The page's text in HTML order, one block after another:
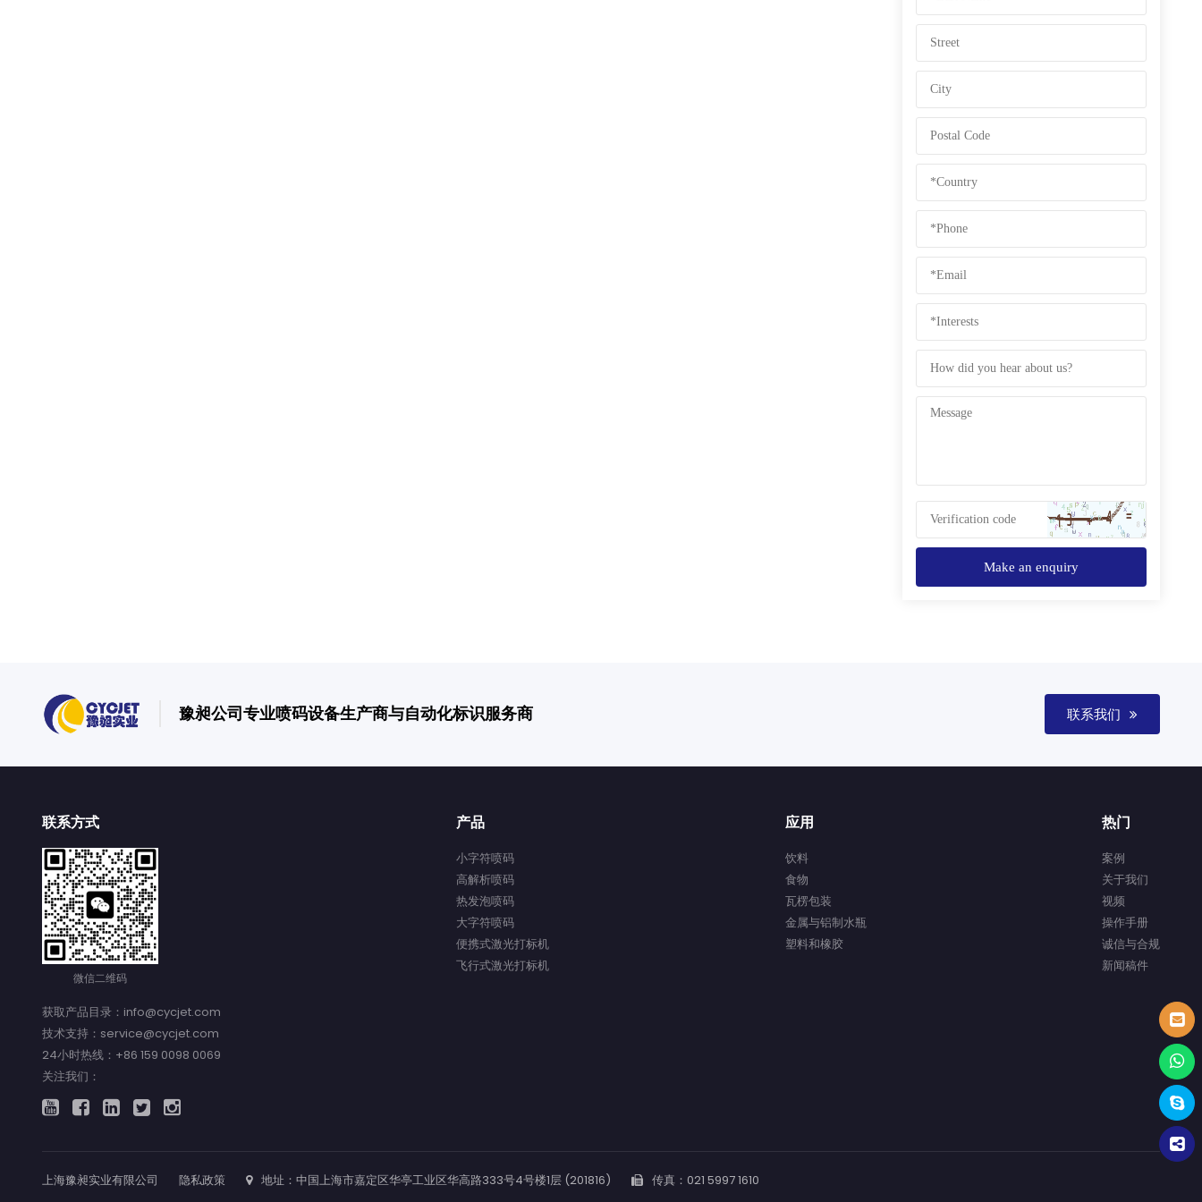
Make an enquiry
豫昶公司专业喷码设备生产商与自动化标识服务商 联系我们
联系方式
微信二维码
获取产品目录：info@cycjet.com
技术支持：service@cycjet.com
24小时热线：+86 159 0098 0069
关注我们：
产品
小字符喷码
高解析喷码
热发泡喷码
大字符喷码
便携式激光打标机
飞行式激光打标机
应用
饮料
食物
瓦楞包装
金属与铝制水瓶
塑料和橡胶
热门
案例
关于我们
视频
操作手册
诚信与合规
新闻稿件
上海豫昶实业有限公司 隐私政策 地址：中国上海市嘉定区华亭工业区华高路333号4号楼1层 (201816) 传真：021 5997 1610